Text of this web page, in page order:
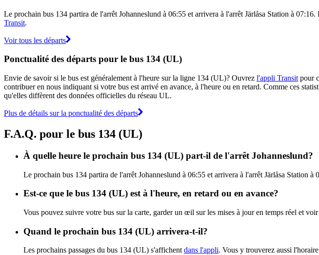
Le prochain bus 134 partira de l'arrêt Johanneslund à 06:55 et arrivera à l'arrêt Järlåsa Station à
Transit.
Voir tous les départs
Ponctualité des départs pour le bus 134 (UL)
Envie de savoir si le bus est généralement à l'heure sur la ligne 134 (UL)? Ouvrez l'appli Transit pour
contribuer en nous indiquant si votre bus est arrivé en avance, à l'heure ou en retard. Comme ces
qu'elles diffèrent des données officielles du réseau UL.
Plus de détails sur la ponctualité des départs
F.A.Q. pour le bus 134 (UL)
À quelle heure le prochain bus 134 (UL) part-il de l'arrêt Johanneslund?
Le prochain bus 134 partira de l'arrêt Johanneslund à 06:55 et arrivera à l'arrêt Järlåsa Station
Est-ce que le bus 134 (UL) est à l'heure, en retard ou en avance?
Vous pouvez suivre votre bus sur la carte, garder un œil sur les mises à jour en temps réel et
Quand le prochain bus 134 (UL) arrivera-t-il?
Les prochains passages du bus 134 (UL) s'affichent dans l'appli. Vous y trouverez aussi